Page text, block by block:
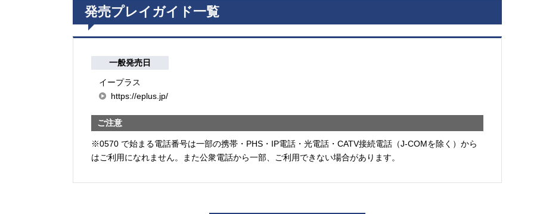
発売プレイガイド一覧
一般発売日
イープラス
https://eplus.jp/
ご注意
※0570 で始まる電話番号は一部の携帯・PHS・IP電話・光電話・CATV接続電話（J-COMを除く）から
はご利用になれません。また公衆電話から一部、ご利用できない場合があります。